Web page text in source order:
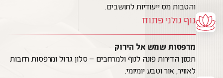
והטבות מס ייעודיות לתושבים.
נוף גולני פתוח
מרפסות שמש אל הירוק
תכנון הדירות פונה לנוף ולמרחבים – סלון גדול ומרפסות רחבות
לאוויר, אור וטבע יומיומי.